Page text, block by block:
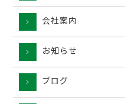
会社案内
お知らせ
ブログ